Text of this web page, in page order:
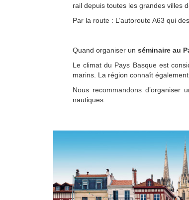
rail depuis toutes les grandes villes
Par la route : L’autoroute A63 qui
Quand organiser un séminaire au
Le climat du Pays Basque est
marins. La région connaît
Nous recommandons
nautiques.